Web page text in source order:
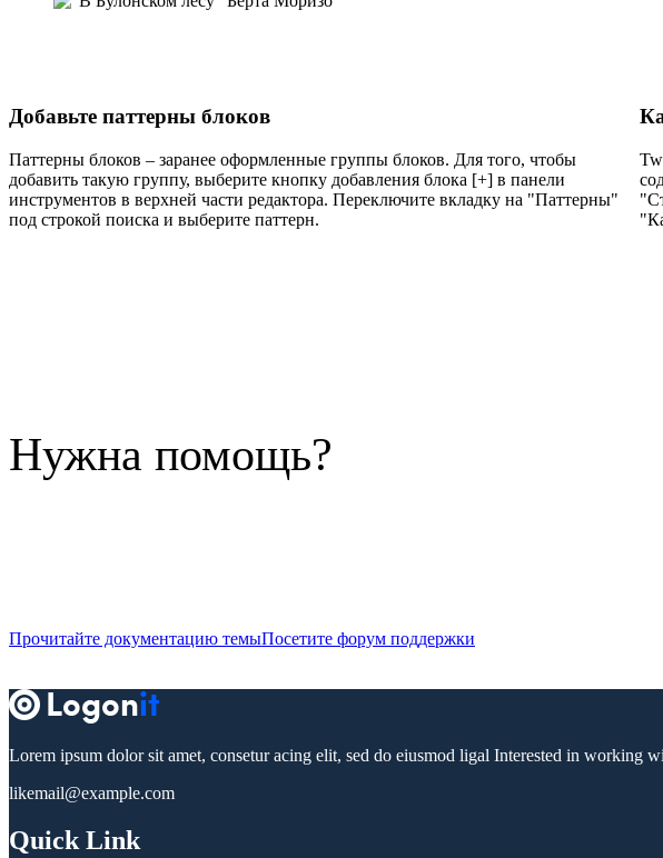
Добавьте паттерны блоков
Паттерны блоков – заранее оформленные группы блоков. Для того, чтобы
добавить такую группу, выберите кнопку добавления блока [+] в панели
инструментов в верхней части редактора. Переключите вкладку на "Паттерны"
под строкой поиска и выберите паттерн.
Нужна помощь?
Прочитайте документацию темыПосетите форум поддержки
Lorem ipsum dolor sit amet, consetur acing elit, sed do eiusmod ligal Interested in working
likemail@example.com
Quick Link